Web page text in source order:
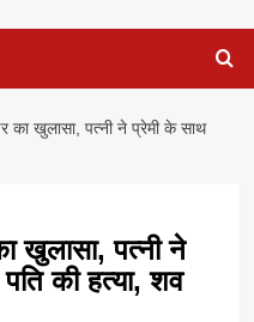
का खुलासा, पत्नी ने प्रेमी के साथ
खुलासा, पत्नी ने
की हत्या, शव